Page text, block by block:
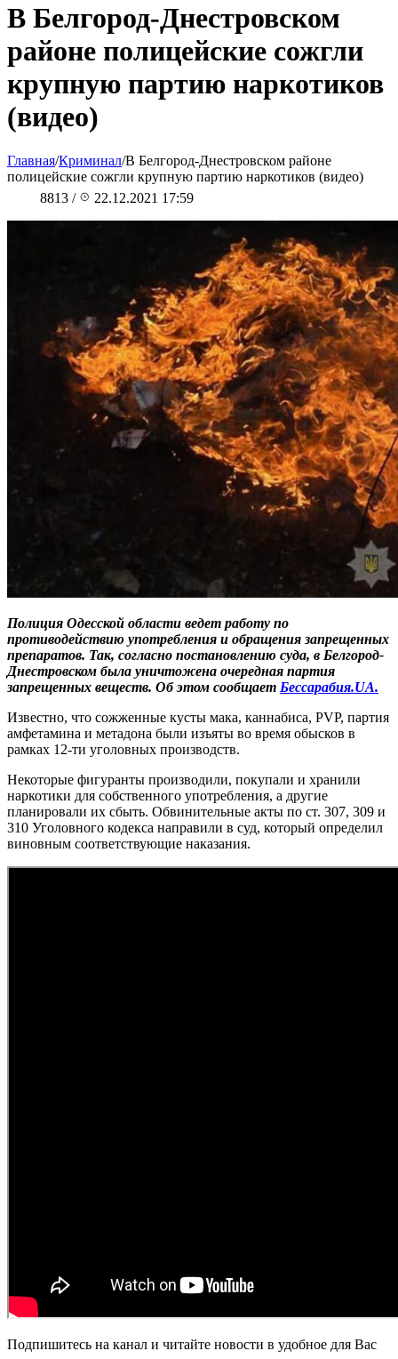
В Белгород-Днестровском
районе полицейские сожгли
крупную партию наркотиков
(видео)
Главная/Криминал/В Белгород-Днестровском районе
полицейские сожгли крупную партию наркотиков (видео)
8813 / 22.12.2021 17:59
Полиция Одесской области ведет работу по
противодействию употребления и обращения запрещенных
препаратов. Так, согласно постановлению суда, в Белгород-
Днестровском была уничтожена очередная партия
запрещенных веществ. Об этом сообщает Бессарабия.UA.
Известно, что сожженные кусты мака, каннабиса, PVP, партия
амфетамина и метадона были изъяты во время обысков в
рамках 12-ти уголовных производств.
Некоторые фигуранты производили, покупали и хранили
наркотики для собственного употребления, а другие
планировали их сбыть. Обвинительные акты по ст. 307, 309 и
310 Уголовного кодекса направили в суд, который определил
виновным соответствующие наказания.
Подпишитесь на канал и читайте новости в удобное для Вас